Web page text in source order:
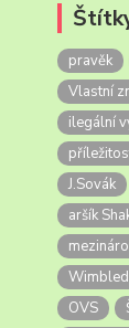
pravěk
Vlastní
ilegální
J.Sovák
aršík
OVS